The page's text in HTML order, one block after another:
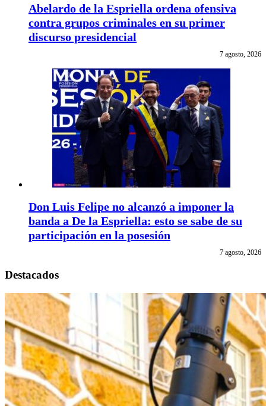
Abelardo de la Espriella ordena ofensiva
contra grupos criminales en su primer
discurso presidencial
7 agosto, 2026
Don Luis Felipe no alcanzó a imponer la
banda a De la Espriella: esto se sabe de su
participación en la posesión
7 agosto, 2026
Destacados